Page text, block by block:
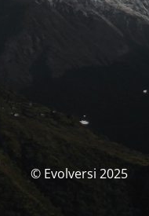
© Evolversi 2025